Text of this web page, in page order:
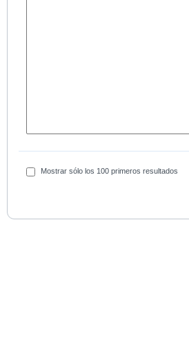
Mostrar sólo los 100 primeros resultados